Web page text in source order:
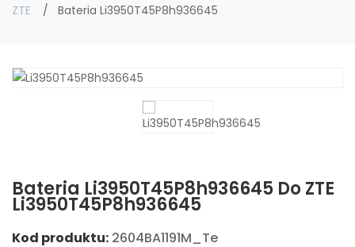
ZTE
Bateria Li3950T45P8h936645
Bateria Li3950T45P8h936645 Do ZTE
Li3950T45P8h936645
Kod produktu: 2604BA1191M_Te